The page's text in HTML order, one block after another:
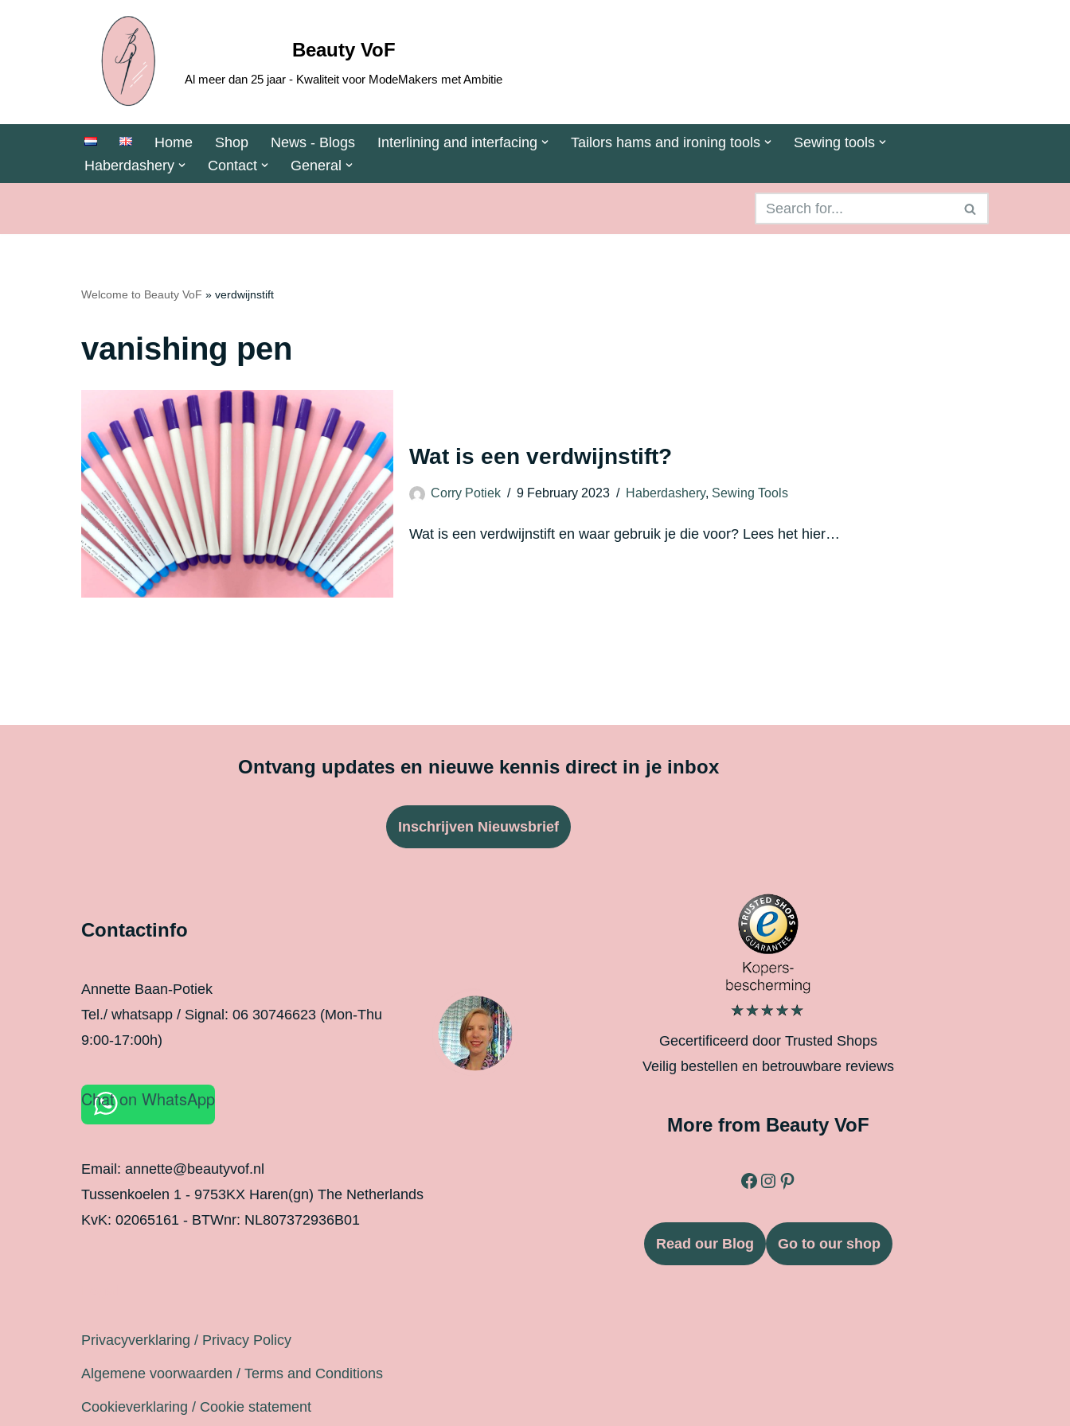
Beauty VoF
Al meer dan 25 jaar - Kwaliteit voor ModeMakers met Ambitie
Home Shop News - Blogs Interlining and interfacing Tailors hams and ironing tools
Sewing tools
Haberdashery
Contact General
Welcome to Beauty VoF » verdwijnstift
vanishing pen
Wat is een verdwijnstift?
Corry Potiek 9 February 2023 Haberdashery, Sewing Tools
Wat is een verdwijnstift en waar gebruik je die voor? Lees het hier…
Ontvang updates en nieuwe kennis direct in je inbox
Inschrijven Nieuwsbrief
Contactinfo
Annette Baan-Potiek
Tel./ whatsapp / Signal: 06 30746623 (Mon-Thu
9:00-17:00h)
Chat on WhatsApp
Email: annette@beautyvof.nl
Tussenkoelen 1 - 9753KX Haren(gn) The Netherlands
KvK: 02065161 - BTWnr: NL807372936B01
Gecertificeerd door Trusted Shops
Veilig bestellen en betrouwbare reviews
More from Beauty VoF
Read our Blog Go to our shop
Privacyverklaring / Privacy Policy
Algemene voorwaarden / Terms and Conditions
Cookieverklaring / Cookie statement